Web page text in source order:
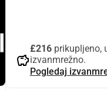
savings
£216prikupljeno,
izvanmrežno.
Pogledaj